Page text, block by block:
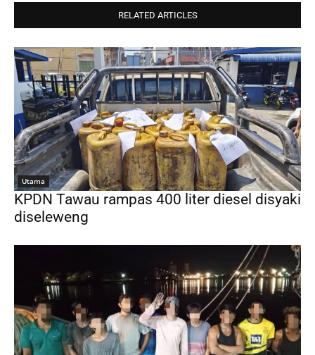
RELATED ARTICLES
Utama
KPDN Tawau rampas 400 liter diesel disyaki
diseleweng